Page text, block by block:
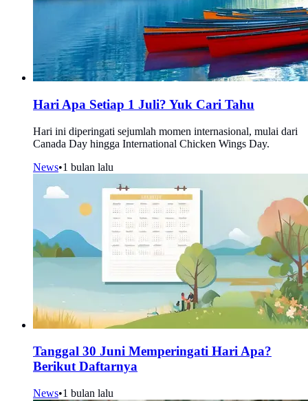
Hari Apa Setiap 1 Juli? Yuk Cari Tahu
Hari ini diperingati sejumlah momen internasional, mulai dari
Canada Day hingga International Chicken Wings Day.
News•1 bulan lalu
Tanggal 30 Juni Memperingati Hari Apa?
Berikut Daftarnya
News•1 bulan lalu